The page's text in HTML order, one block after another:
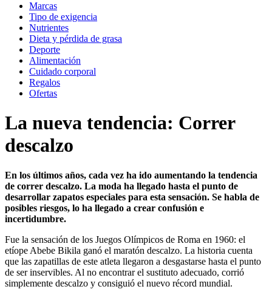
Marcas
Tipo de exigencia
Nutrientes
Dieta y pérdida de grasa
Deporte
Alimentación
Cuidado corporal
Regalos
Ofertas
La nueva tendencia: Correr
descalzo
En los últimos años, cada vez ha ido aumentando la tendencia
de correr descalzo. La moda ha llegado hasta el punto de
desarrollar zapatos especiales para esta sensación. Se habla de
posibles riesgos, lo ha llegado a crear confusión e
incertidumbre.
Fue la sensación de los Juegos Olímpicos de Roma en 1960: el
etíope Abebe Bikila ganó el maratón descalzo. La historia cuenta
que las zapatillas de este atleta llegaron a desgastarse hasta el punto
de ser inservibles. Al no encontrar el sustituto adecuado, corrió
simplemente descalzo y consiguió el nuevo récord mundial.